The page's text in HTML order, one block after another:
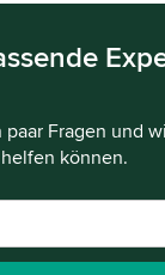
Fragen und
können.